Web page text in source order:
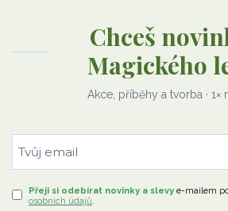
Chceš
Magického
Akce, příběhy a tvorba · 1×
Přeji si odebírat novinky a slevy e-mailem
osobních údajů